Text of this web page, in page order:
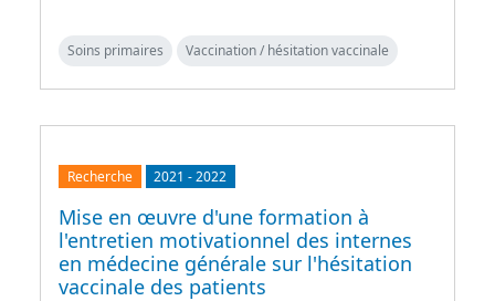
Soins primaires Vaccination / hésitation vaccinale
Recherche 2021 -2022
Mise en œuvre d'une formation à
l'entretien motivationnel des internes
en médecine générale sur l'hésitation
vaccinale des patients